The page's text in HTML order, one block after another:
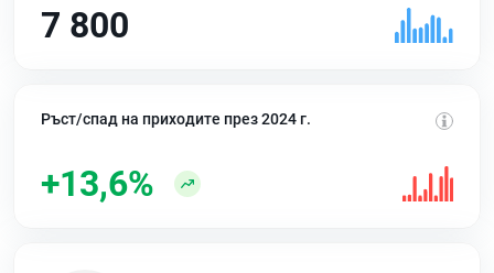
7 800
Ръст/спад на приходите през 2024 г.
+13,6%